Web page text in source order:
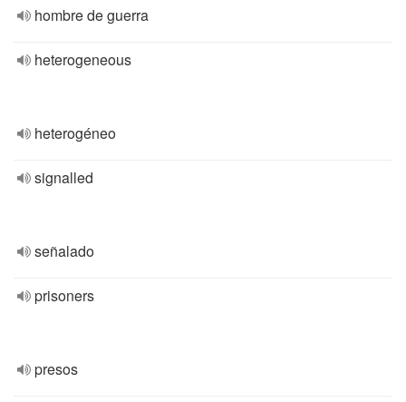
hombre de guerra
heterogeneous
heterogéneo
signalled
señalado
prisoners
presos